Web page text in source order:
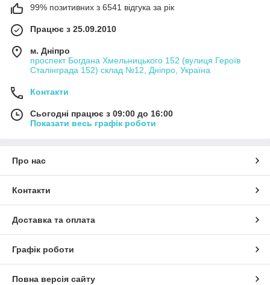
99% позитивних з 6541 відгука за рік
Працює з 25.09.2010
м. Дніпро
проспект Богдана Хмельницького 152 (вулиця Героїв
Сталінграда 152) склад №12, Дніпро, Україна
Контакти
Сьогодні працює з 09:00 до 16:00
Показати весь графік роботи
Про нас
Контакти
Доставка та оплата
Графік роботи
Повна версія сайту